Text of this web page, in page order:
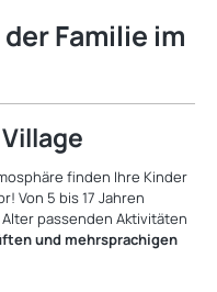
Familie im
finden Ihre Kinder
Von 5 bis 17 Jahren
passenden Aktivitäten
und mehrsprachigen